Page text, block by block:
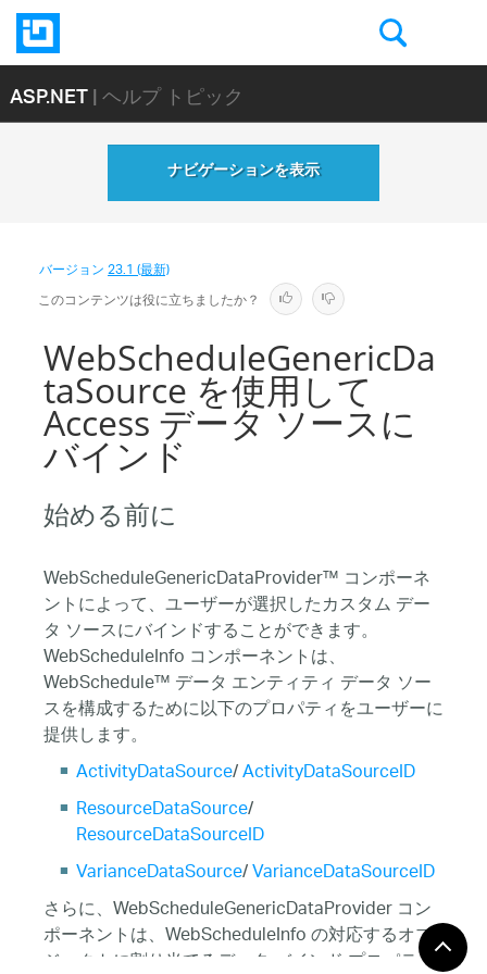
ASP.NET| ヘルプ トピック
ナビゲーションを表示
バージョン23.1 (最新)
このコンテンツは役に立ちましたか？
WebScheduleGenericDa
taSource を使用して
Access データ ソースに
バインド
始める前に
WebScheduleGenericDataProvider™ コンポーネ
ントによって、ユーザーが選択したカスタム デー
タ ソースにバインドすることができます。
WebScheduleInfo コンポーネントは、
WebSchedule™ データ エンティティ データ ソー
スを構成するために以下のプロパティをユーザーに
提供します。
ActivityDataSource/ActivityDataSourceID
ResourceDataSource/
ResourceDataSourceID
VarianceDataSource/VarianceDataSourceID
さらに、WebScheduleGenericDataProvider コン
ポーネントは、WebScheduleInfo の対応するオブ
ジェクトに割り当てるデータ バインド プロパティ